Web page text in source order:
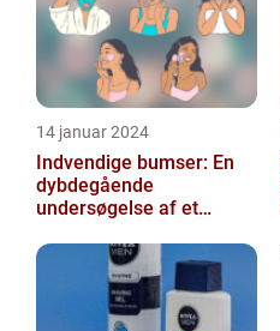
14 januar 2024
Indvendige bumser: En
dybdegående
undersøgelse af et
frustrerende
skønhedsproblem